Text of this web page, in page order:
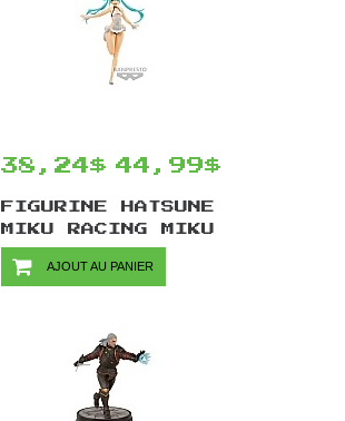
38,24$ 44,99$
FIGURINE HATSUNE
MIKU RACING MIKU
2022 PAR
BANPRESTO -
AJOUT AU PANIER